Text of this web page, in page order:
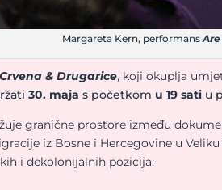
Margareta Kern, performansAre
Crvena & Drugarice, koji okuplja
30. majas početkom u 19 sati u
granične prostore između
iz Bosne i Hercegovine u
i dekolonijalnih pozicija.